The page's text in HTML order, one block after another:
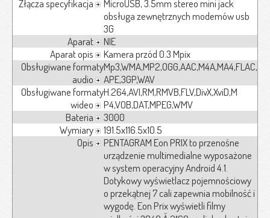
Złącza specyfikacja
MicroUSB, 3.5mm stereo mini jack
obsługa zewnętrznych modemów usb
3G
Aparat
NIE
Aparat opis
Kamera przód 0.3 Mpix
Obsługiwane formaty
audio
Mp3,WMA,MP2,OGG,AAC,M4A,MA4,FLAC,
APE,3GP,WAV
Obsługiwane formaty
wideo
H.264,AVI,RM,RMVB,FLV,DivX,XviD,M
P4,VOB,DAT,MPEG,WMV
Bateria
3000
Wymiary
191.5x116.5x10.5
Opis
PENTAGRAM Eon PRIX to przenośne
urządzenie multimedialne wyposażone
w system operacyjny Android 4.1.
Dotykowy wyświetlacz pojemnościowy
o przekątnej 7 cali zapewnia mobilność i
wygodę. Eon Prix wyświetli filmy